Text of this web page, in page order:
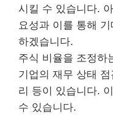
시킬 수 있습니다.
요성과 이를 통해
하겠습니다.
주식 비율을 조정하
기업의 재무 상태
리 등이 있습니다.
수 있습니다.